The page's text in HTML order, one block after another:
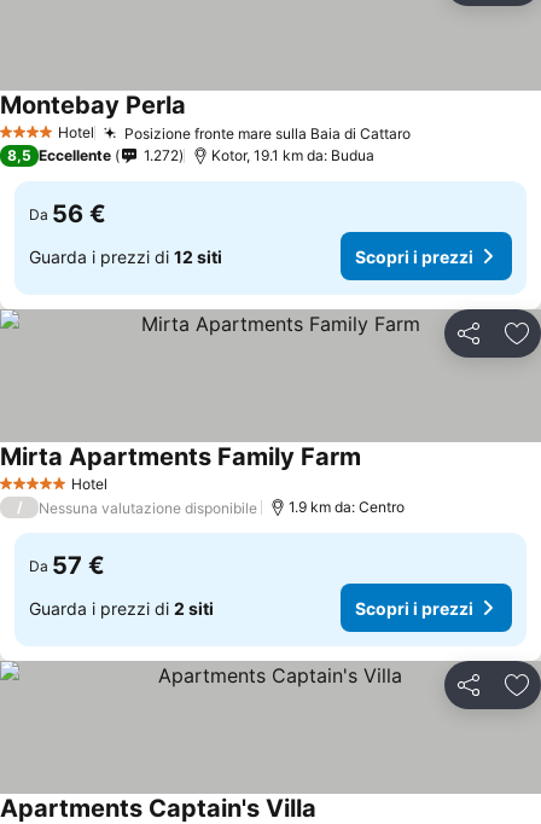
4 Stelle Hotel Posizione fronte mare sulla Baia di Cattaro
Montebay Perla
8,5 Eccellente 1.272 Kotor, 19.1 km da: Budua
Da 56 €
Guarda i prezzi di 12 siti Scopri i prezzi
Condividi
5 Stelle Hotel
Mirta Apartments Family Farm
/ Nessuna valutazione disponibile 1.9 km da: Centro
Da 57 €
Guarda i prezzi di 2 siti Scopri i prezzi
Condividi
Apartments Captain's Villa